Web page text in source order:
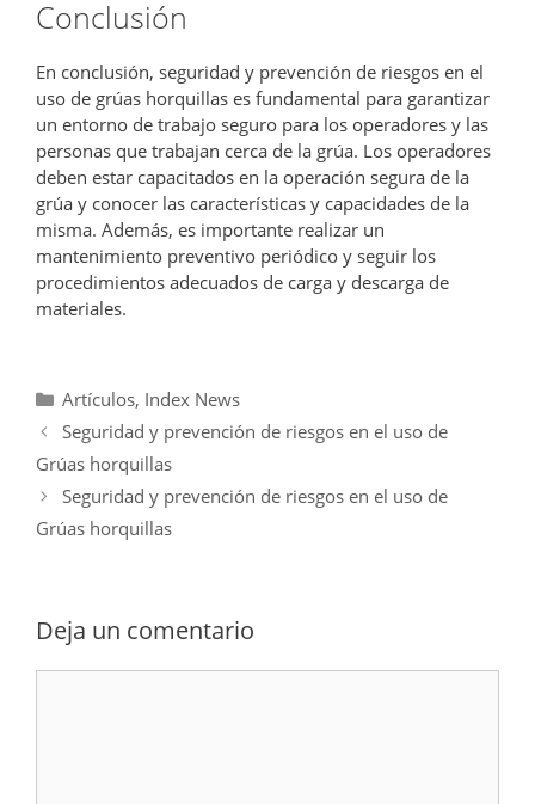
Conclusión
En conclusión, seguridad y prevención de riesgos en el
uso de grúas horquillas es fundamental para garantizar
un entorno de trabajo seguro para los operadores y las
personas que trabajan cerca de la grúa. Los operadores
deben estar capacitados en la operación segura de la
grúa y conocer las características y capacidades de la
misma. Además, es importante realizar un
mantenimiento preventivo periódico y seguir los
procedimientos adecuados de carga y descarga de
materiales.
Categorías
Artículos, Index News
Seguridad y prevención de riesgos en el uso de
Grúas horquillas
Seguridad y prevención de riesgos en el uso de
Grúas horquillas
Deja un comentario